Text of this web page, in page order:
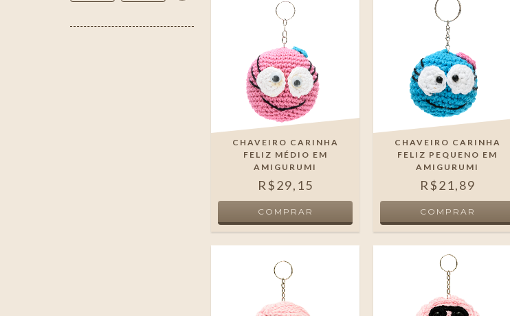
CHAVEIRO CARINHA
FELIZ MÉDIO EM
AMIGURUMI
R$29,15
CHAVEIRO CARINHA
FELIZ PEQUENO EM
AMIGURUMI
R$21,89